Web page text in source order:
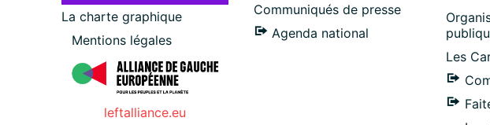
La charte graphique
Mentions légales
leftalliance.eu
Communiqués de presse
Agenda national
Les